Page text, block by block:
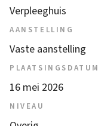
Verpleeghuis
AANSTELLING
Vaste aanstelling
PLAATSINGSDATUM
16 mei 2026
NIVEAU